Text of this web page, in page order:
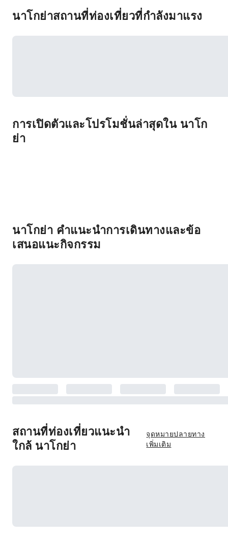
นาโกย่าสถานที่ท่องเที่ยวที่กำลังมาแรง
การเปิดตัวและโปรโมชั่นล่าสุดใน นาโก
ย่า
นาโกย่า คำแนะนำการเดินทางและข้อ
เสนอแนะกิจกรรม
สถานที่ท่องเที่ยวแนะนำ
ใกล้ นาโกย่า
จุดหมายปลายทาง
เพิ่มเติม